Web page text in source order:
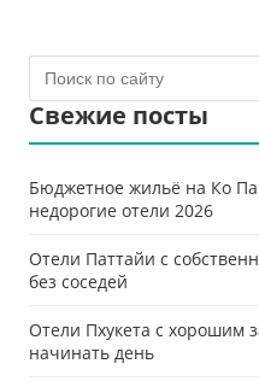
Свежие посты
Бюджетное жильё на Ко
недорогие отели 2026
Отели Паттайи с
без соседей
Отели Пхукета с хорошим
начинать день